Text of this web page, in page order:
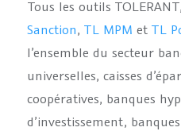
Tous les outils
Sanction, TL MPM et TL
l’ensemble du secteur
universelles, caisses
coopératives, banques
d’investissement,